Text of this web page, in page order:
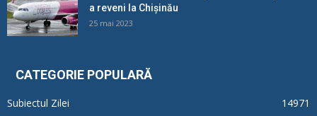
a reveni la Chișinău
25 mai 2023
CATEGORIE POPULARĂ
Subiectul Zilei
14971